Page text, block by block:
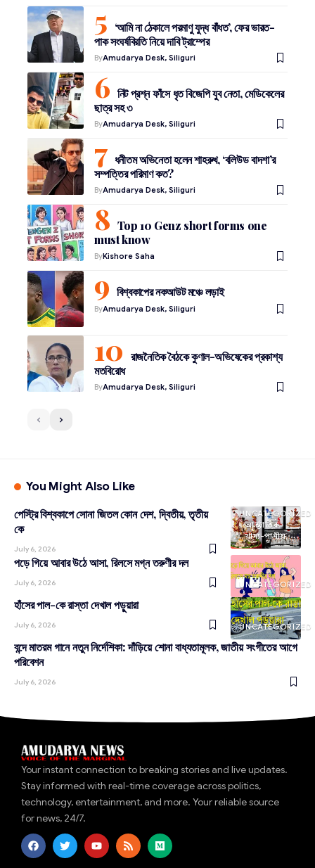
‘আমি না ঠেকালে পরমাণু যুদ্ধ বাঁধত’, ফের ভারত-
পাক সংঘর্ষবিরতি নিয়ে দাবি ট্রাম্পের
ByAmudarya Desk, Siliguri
নিট প্রশ্ন ফাঁসে ধৃত বিজেপি যুব নেতা, মেডিকেলের
ছাত্র সহ ৩
ByAmudarya Desk, Siliguri
ধনীতম অভিনেতা হলেন শাহরুখ, ‘বলিউড বাদশা’র
সম্পত্তির পরিমাণ কত?
ByAmudarya Desk, Siliguri
Top 10 Genz short forms one
must know
ByKishore Saha
বিশ্বকাপের নকআউট মঞ্চে লড়াই
ByAmudarya Desk, Siliguri
রাজনৈতিক বৈঠকে কুণাল-অভিষেকের প্রকাশ্য
মতবিরোধ
ByAmudarya Desk, Siliguri
You Might Also Like
UNCATEGORIZED
আন্তর্জাতিক
খাদ্য-পানীয়
পেস্ট্রি বিশ্বকাপে সোনা জিতল কোন দেশ, দ্বিতীয়, তৃতীয়
কে
July 6, 2026
UNCATEGORIZED
পড়ে গিয়ে আবার উঠে আসা, রিলসে মগ্ন তরুণীর দল
July 6, 2026
UNCATEGORIZED
হাঁসের পাল-কে রাস্তা দেখাল পড়ুয়ারা
July 6, 2026
বন্দে মাতরম গানে নতুন নির্দেশিকা: দাঁড়িয়ে শোনা বাধ্যতামূলক, জাতীয় সংগীতের আগে
পরিবেশন
July 6, 2026
Your instant connection to breaking stories and live updates.
Stay informed with real-time coverage across politics,
technology, entertainment, and more. Your reliable source
for news, 24/7.